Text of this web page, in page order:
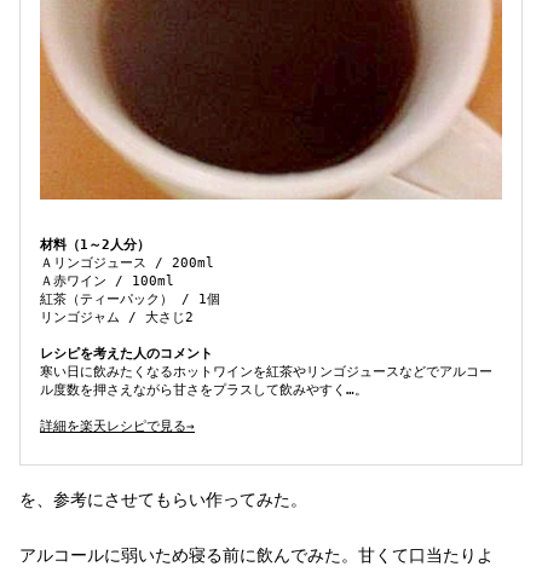
材料（1～2人分）
Ａリンゴジュース / 200ml
Ａ赤ワイン / 100ml
紅茶（ティーパック） / 1個
リンゴジャム / 大さじ2
レシピを考えた人のコメント
寒い日に飲みたくなるホットワインを紅茶やリンゴジュースなどでアルコー
ル度数を押さえながら甘さをプラスして飲みやすく…。
詳細を楽天レシピで見る→
を、参考にさせてもらい作ってみた。
アルコールに弱いため寝る前に飲んでみた。甘くて口当たりよ